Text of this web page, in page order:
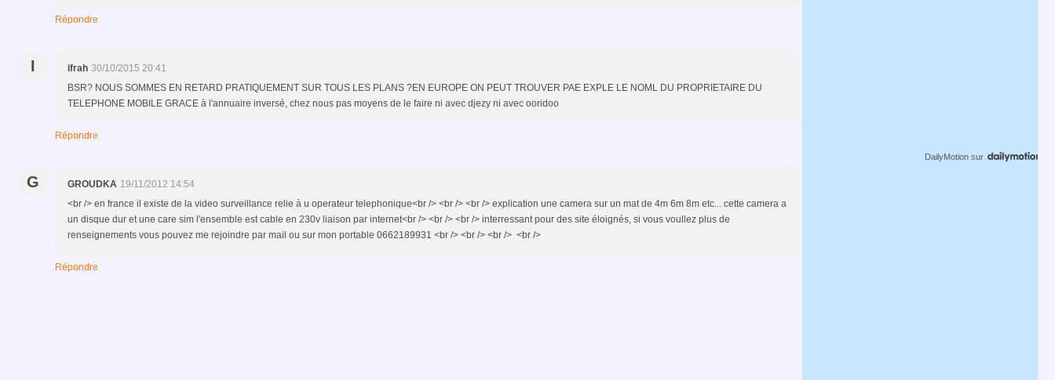
Répondre
I ifrah 30/10/2015 20:41
BSR? NOUS SOMMES EN RETARD PRATIQUEMENT SUR TOUS LES PLANS ?EN EUROPE ON PEUT TROUVER PAE EXPLE LE NOML DU PROPRIETAIRE DU
TELEPHONE MOBILE GRACE à l'annuaire inversé, chez nous pas moyens de le faire ni avec djezy ni avec ooridoo
Répondre
G GROUDKA 19/11/2012 14:54
<br /> en france il existe de la video surveillance relie à u operateur telephonique<br /> <br /> <br /> explication une camera sur un mat de 4m 6m 8m etc... cette camera a
un disque dur et une care sim l'ensemble est cable en 230v liaison par internet<br /> <br /> <br /> interressant pour des site éloignés, si vous voullez plus de
renseignements vous pouvez me rejoindre par mail ou sur mon portable 0662189931 <br /> <br /> <br /> <br />
Répondre
DailyMotion sur